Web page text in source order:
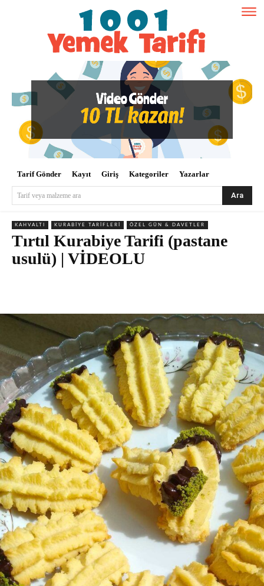
Tarif Gönder Kayıt Giriş Kategoriler Yazarlar
Tarif veya malzeme ara Ara
KAHVALTI KURABIYE TARIFLERI ÖZEL GÜN & DAVETLER
Tırtıl Kurabiye Tarifi (pastane
usulü) | VİDEOLU